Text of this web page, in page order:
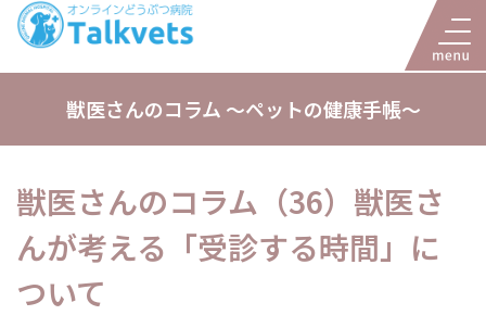
獣医さんのコラム 〜ペットの健康手帳〜
獣医さんのコラム（36）獣医さ
んが考える「受診する時間」に
ついて